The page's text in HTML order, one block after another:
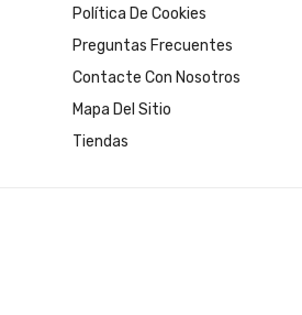
Política De Cookies
Preguntas Frecuentes
Contacte Con Nosotros
Mapa Del Sitio
Tiendas